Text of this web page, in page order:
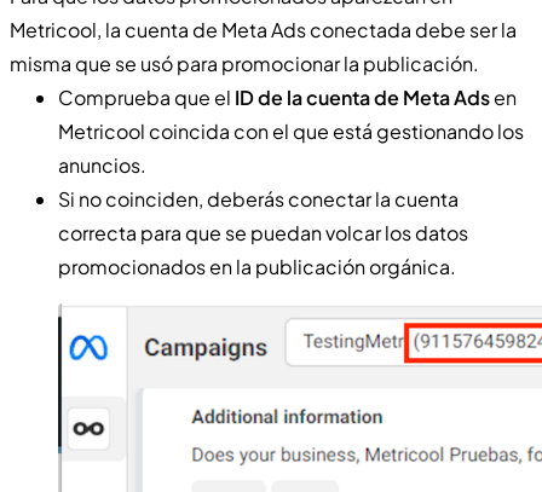
Metricool, la cuenta de Meta Ads conectada debe ser la
misma que se usó para promocionar la publicación.
Comprueba que el ID de la cuenta de Meta Adsen
Metricool coincida con el que está gestionando los
anuncios.
Si no coinciden, deberás conectar la cuenta
correcta para que se puedan volcar los datos
promocionados en la publicación orgánica.